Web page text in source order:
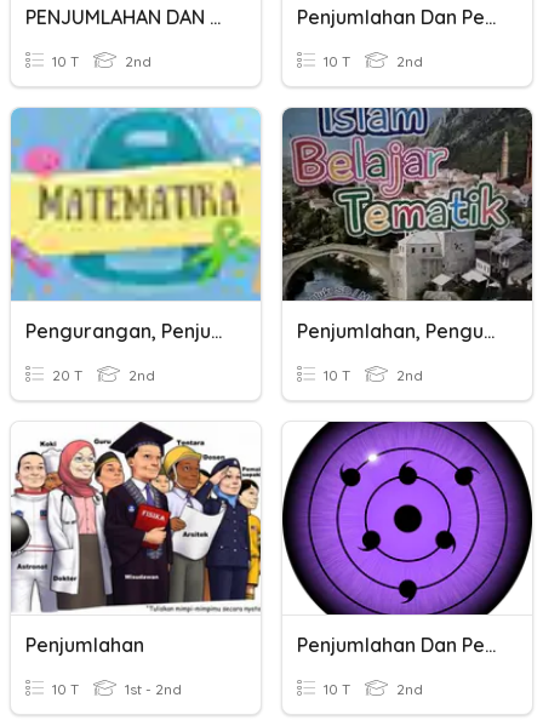
PENJUMLAHAN DAN PENGURANGAN
10 T 2nd
Penjumlahan Dan Pengurangan
10 T 2nd
Pengurangan, Penjumlahan, Perkalian, Dan Pembagian.
20 T 2nd
Penjumlahan, Pengurangan, Perkalian, Dan Pembagian.
10 T 2nd
Penjumlahan
10 T 1st - 2nd
Penjumlahan Dan Pengurangan
10 T 2nd